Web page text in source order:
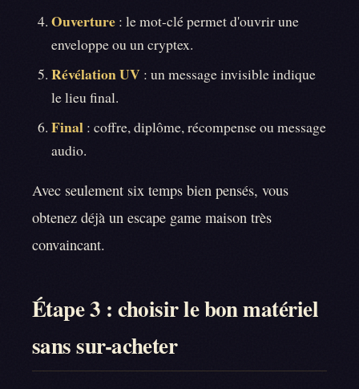
Ouverture : le mot-clé permet d'ouvrir une
enveloppe ou un cryptex.
Révélation UV : un message invisible indique
le lieu final.
Final : coffre, diplôme, récompense ou message
audio.
Avec seulement six temps bien pensés, vous
obtenez déjà un escape game maison très
convaincant.
Étape 3 : choisir le bon matériel
sans sur-acheter